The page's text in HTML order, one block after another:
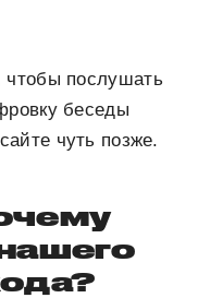
послушать
беседы
чуть позже.